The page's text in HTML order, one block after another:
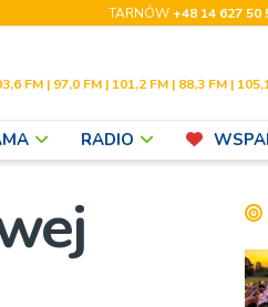
TARNÓW+48 14 627 50
FM | 97,0 FM | 101,2 FM | 88,3 FM |
RADIO